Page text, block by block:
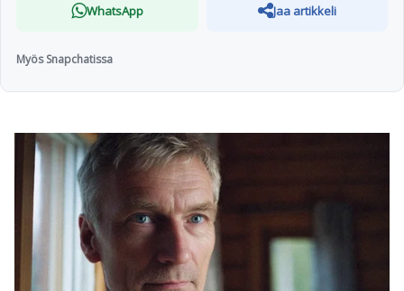
WhatsApp Jaa artikkeli
Myös Snapchatissa